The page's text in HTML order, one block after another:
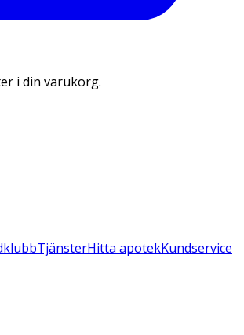
i din varukorg.
TjänsterHitta apotekKundservice